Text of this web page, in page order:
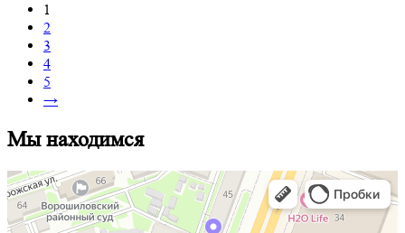
1
2
3
4
5
→
Мы находимся